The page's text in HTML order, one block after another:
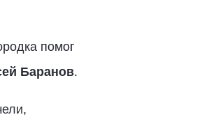
помог
Баранов.